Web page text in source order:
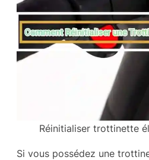
Réinitialiser trottinette
Si vous possédez une